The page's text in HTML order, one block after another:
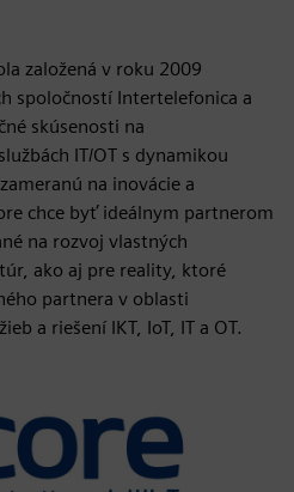
založená v roku 2009
spoločností Intertelefonica a
skúsenosti na
IT/OT s dynamikou
na inovácie a
chce byť ideálnym partnerom
na rozvoj vlastných
ako aj pre reality, ktoré
partnera v oblasti
a riešení IKT, IoT, IT a OT.